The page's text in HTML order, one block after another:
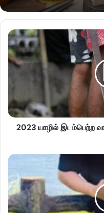
2023 யாழில் இடம்பெற்ற